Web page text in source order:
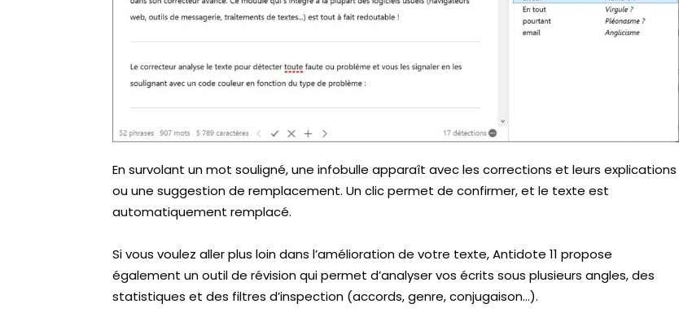
En survolant un mot souligné, une infobulle apparaît avec les corrections et leurs explications
ou une suggestion de remplacement. Un clic permet de confirmer, et le texte est
automatiquement remplacé.
Si vous voulez aller plus loin dans l’amélioration de votre texte, Antidote 11 propose
également un outil de révision qui permet d’analyser vos écrits sous plusieurs angles, des
statistiques et des filtres d’inspection (accords, genre, conjugaison…).